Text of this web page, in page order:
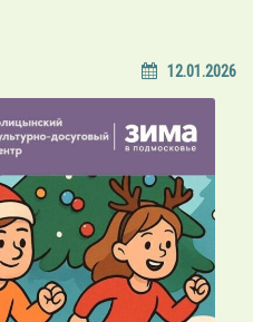
12.01.2026